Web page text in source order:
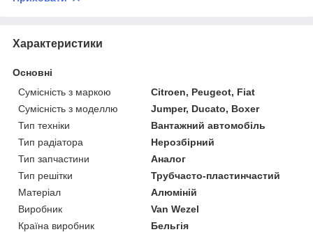
Характеристики
Основні
Сумісність з маркою
Citroen, Peugeot, Fiat
Сумісність з моделлю
Jumper, Ducato, Boxer
Тип техніки
Вантажний автомобіль
Тип радіатора
Нерозбірний
Тип запчастини
Аналог
Тип решітки
Трубчасто-пластинчастий
Матеріал
Алюміній
Виробник
Van Wezel
Країна виробник
Бельгія